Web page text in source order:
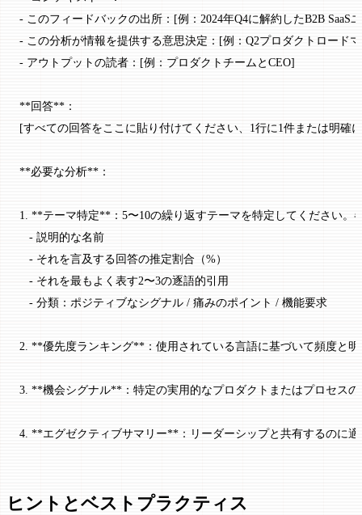
- このフィードバックの出所：[例：2024年Q4に解約したB2B SaaS
- この分析が情報を提供する意思決定：[例：Q2プロダクトロード
- アウトプットの読者：[例：プロダクトチームとCEO]
**回答**：
[すべての回答をここに貼り付けてください、1行に1件または明確
**必要な分析**：
1. **テーマ特定**：5〜10の繰り返すテーマを特定してください。
   - 説明的な名前
   - それを言及する回答の推定割合（%）
   - それを最もよく表す2〜3の逐語的引用
   - 分類：ポジティブなシグナル / 痛みのポイント / 機能要求
2. **優先度ランキング**：使用されている言語に基づいて頻度と
3. **機会シグナル**：特定の実用的なプロダクトまたはプロセス
4. **エグゼクティブサマリー**：リーダーシップと共有するのに
ヒントとベストプラクティス